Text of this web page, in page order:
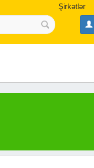
Şirkətlər